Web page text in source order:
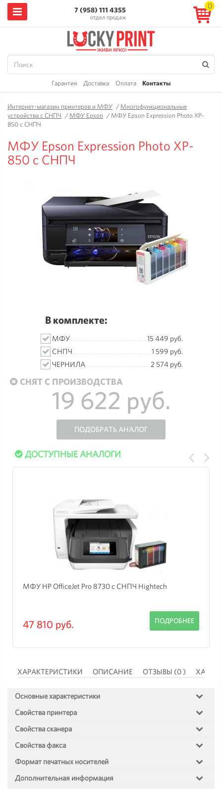
7 (958) 111 4355
отдел продаж
0
Гарантия Доставка Оплата Контакты
Интернет-магазин принтеров и МФУ /Многофункциональные
устройства с СНПЧ /МФУ Epson /МФУ Epson Expression Photo XP-
850 с СНПЧ
МФУ Epson Expression Photo XP-
850 с СНПЧ
В комплекте:
МФУ
15 449 руб.
СНПЧ
1 599 руб.
ЧЕРНИЛА
2 574 руб.
СНЯТ С ПРОИЗВОДСТВА
19 622 руб.
ПОДОБРАТЬ АНАЛОГ
ДОСТУПНЫЕ АНАЛОГИ
МФУ HP OfficeJet Pro 8730 с СНПЧ Hightech
47 810 руб. ПОДРОБНЕЕ
ХАРАКТЕРИСТИКИ ОПИСАНИЕ ОТЗЫВЫ (0 )
Основные характеристики
Свойства принтера
Свойства сканера
Свойства факса
Формат печатных носителей
Дополнительная информация